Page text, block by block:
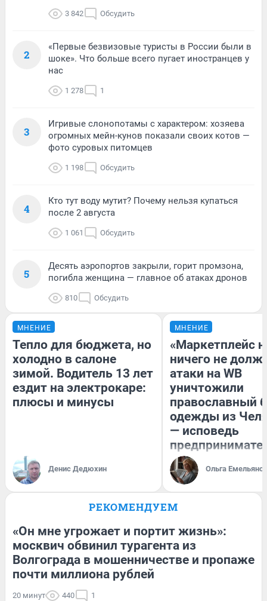
3 842 Обсудить
2
«Первые безвизовые туристы в России были в
шоке». Что больше всего пугает иностранцев у
нас
1 278 1
3
Игривые слонопотамы с характером: хозяева
огромных мейн-кунов показали своих котов —
фото суровых питомцев
1 198 Обсудить
4
Кто тут воду мутит? Почему нельзя купаться
после 2 августа
1 061 Обсудить
5
Десять аэропортов закрыли, горит промзона,
погибла женщина — главное об атаках дронов
810 Обсудить
МНЕНИЕ
Тепло для бюджета, но
холодно в салоне
зимой. Водитель 13 лет
ездит на электрокаре:
плюсы и минусы
Денис Дедюхин
МНЕНИЕ
«Маркетплейс
ничего не
атаки на WB
уничтожили
православный
одежды из
— исповедь
Ольга
РЕКОМЕНДУЕМ
«Он мне угрожает и портит жизнь»:
москвич обвинил турагента из
Волгограда в мошенничестве и пропаже
почти миллиона рублей
20 минут 440 1